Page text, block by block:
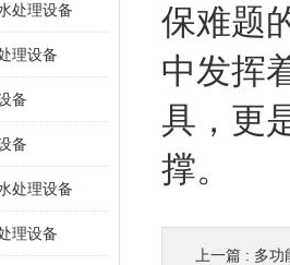
处理设备
理设备
备
备
处理设备
理设备
保难题
中发挥
具，更
撑。
上一篇 : 多功能